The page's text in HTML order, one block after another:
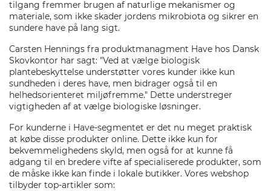
tilgang fremmer brugen af naturlige mekanismer og
materiale, som ikke skader jordens mikrobiota og sikrer en
sundere have på lang sigt.
Carsten Hennings fra produktmanagment Have hos Dansk
Skovkontor har sagt: "Ved at vælge biologisk
plantebeskyttelse understøtter vores kunder ikke kun
sundheden i deres have, men bidrager også til en
helhedsorienteret miljøfremme." Dette understreger
vigtigheden af at vælge biologiske løsninger.
For kunderne i Have-segmentet er det nu meget praktisk
at købe disse produkter online. Dette ikke kun for
bekvemmelighedens skyld, men også for at kunne få
adgang til en bredere vifte af specialiserede produkter, som
de måske ikke kan finde i lokale butikker. Vores webshop
tilbyder top-artikler som: